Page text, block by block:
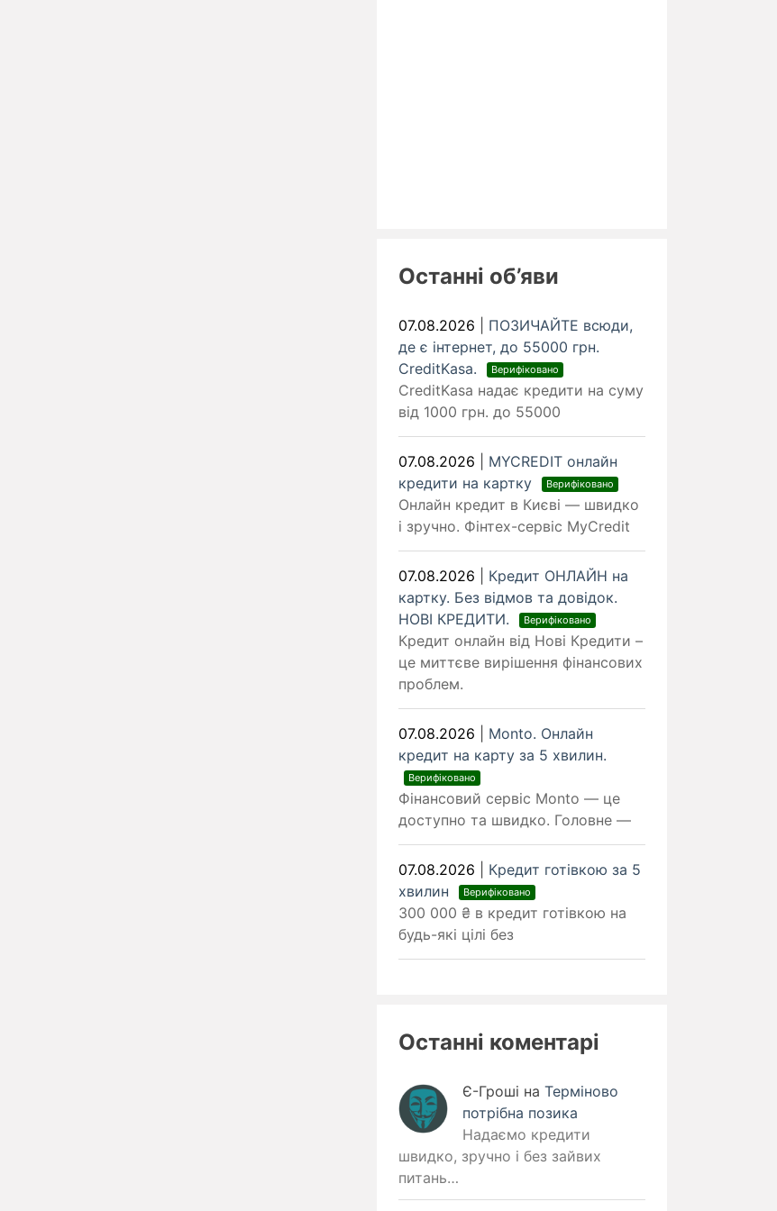
Останні об’яви
07.08.2026
ПОЗИЧАЙТЕ всюди,
де є інтернет, до 55000 грн.
CreditKasa.
Верифіковано
CreditKasa надає кредити на суму
від 1000 грн. до 55000
07.08.2026
MYCREDIT онлайн
кредити на картку
Верифіковано
Онлайн кредит в Києві — швидко
і зручно. Фінтех-сервіс MyCredit
07.08.2026
Кредит ОНЛАЙН на
картку. Без відмов та довідок.
НОВІ КРЕДИТИ.
Верифіковано
Кредит онлайн від Нові Кредити –
це миттєве вирішення фінансових
проблем.
07.08.2026
Monto. Онлайн
кредит на карту за 5 хвилин.
Верифіковано
Фінансовий сервіс Monto — це
доступно та швидко. Головне —
07.08.2026
Кредит готівкою за 5
хвилин
Верифіковано
300 000 ₴ в кредит готівкою на
будь-які цілі без
Останні коментарі
Є-Гроші на Терміново
потрібна позика
Надаємо кредити
швидко, зручно і без зайвих
питань…